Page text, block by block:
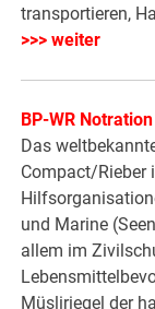
transportieren,
>>> weiter
BP-WR Notration
Das
Compact/Rieber
und Marine
allem im
Müsliriegel der